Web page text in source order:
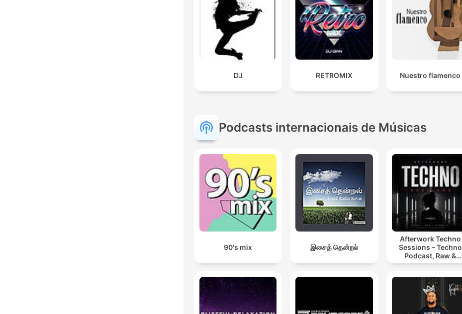
DJ RETROMIX Nuestro flamenco
Podcasts internacionais de Músicas
90's mix இசைத் தென்றல்
Afterwork Techno
Sessions – Techno
Podcast, Raw &
Hypnotic Techno